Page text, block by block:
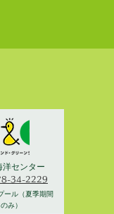
洋センター
34-2229
ール（夏季期間
のみ）